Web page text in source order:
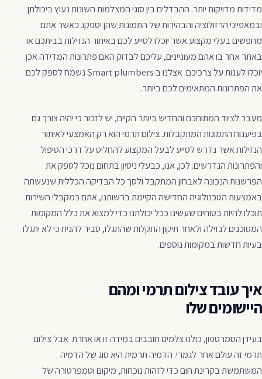
מדידות מדויקות יותר. ההבדלים בין סוגי המצלמות השונות נעוץ ביכולתן
ובמאפייני הרזולוציה והבהירות של התמונות שהן יספקו. כאשר אתם
מחפשים בעלי מקצוע אשר יוכלו לסייע לכם באיתור הנזילות בביתכם או
באתר אחר בו אתם מעוניינים, עליכם לבדוק האם פתרונות המדידה אכן
יוכלו לענות על צרכיכם. אצלנו ב Smart plumbers נשמח לספק לכם
את הפתרונות המתאימים לכם ביותר.
מעבר לציוד המתוחכם והחדיש ביותר הקיים, יש לזכור כי יהיה צורך גם
בפיענוח התמונות המתקבלות. צילום תרמי הוא רק האמצעי לאיתור
הנזילות אשר נדרש לסייע לבעל המקצוע להחליט על דרכי הטיפול
והפתרונות הנדרשים. לכן, אנו, כבעלי ניסיון בתחום נוכל לספק את
הפרשנות הנכונה לאבחון המתקבל ולסך כל הבדיקה הכללית שנעשתה.
באמצעות הטכנולוגיה החדישה הקיימת ברשותנו, אתם כמקבלי השירות
תוכלו להיות בטוחים שעשינו ככל יכולתנו כדי למצוא את כלל המקומות
המסוכנים לנזילה ולאחר תיקון התקלות שהתגלו, סביר להניח כי לא יתגלו
בעיות חדשות במקומות נוספים.
איך עובד צילום תרמי ומהם
היישומים שלו
בעידן הסמרטפון, כולנו צלמים חובבים במידה זו או אחרת. אבל צילום
תרמי זה עולם אחר לגמרי. הדמיה תרמית היא סוג של הדמיה
המשתמשת בקרינת חום כדי לזהות נוכחות, מיקום וטמפרטורה של